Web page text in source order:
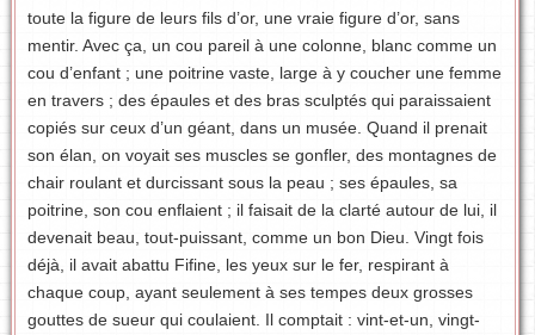
toute la figure de leurs fils d’or, une vraie figure d’or, sans
mentir. Avec ça, un cou pareil à une colonne, blanc comme un
cou d’enfant ; une poitrine vaste, large à y coucher une femme
en travers ; des épaules et des bras sculptés qui paraissaient
copiés sur ceux d’un géant, dans un musée. Quand il prenait
son élan, on voyait ses muscles se gonfler, des montagnes de
chair roulant et durcissant sous la peau ; ses épaules, sa
poitrine, son cou enflaient ; il faisait de la clarté autour de lui, il
devenait beau, tout-puissant, comme un bon Dieu. Vingt fois
déjà, il avait abattu Fifine, les yeux sur le fer, respirant à
chaque coup, ayant seulement à ses tempes deux grosses
gouttes de sueur qui coulaient. Il comptait : vint-et-un, vingt-